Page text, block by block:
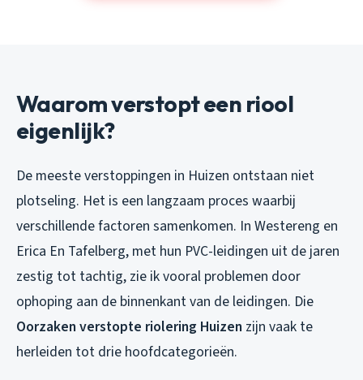
Waarom verstopt een riool
eigenlijk?
De meeste verstoppingen in Huizen ontstaan niet
plotseling. Het is een langzaam proces waarbij
verschillende factoren samenkomen. In Westereng en
Erica En Tafelberg, met hun PVC-leidingen uit de jaren
zestig tot tachtig, zie ik vooral problemen door
ophoping aan de binnenkant van de leidingen. Die
Oorzaken verstopte riolering Huizen zijn vaak te
herleiden tot drie hoofdcategorieën.